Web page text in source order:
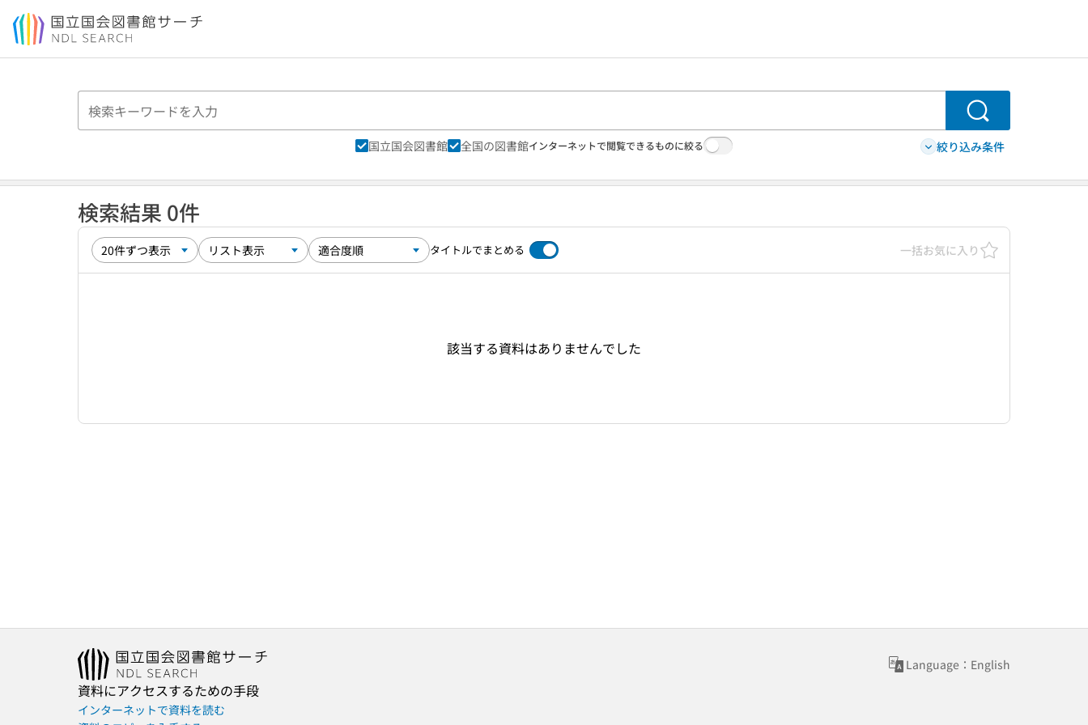
本文へ移動
検索
国立国会図書館 全国の図書館インターネットで閲覧できるものに絞る 絞り込み条件
検索結果 0件
タイトルでまとめる 一括お気に入り
該当する資料はありませんでした
Language：English
資料にアクセスするための手段
インターネットで資料を読む